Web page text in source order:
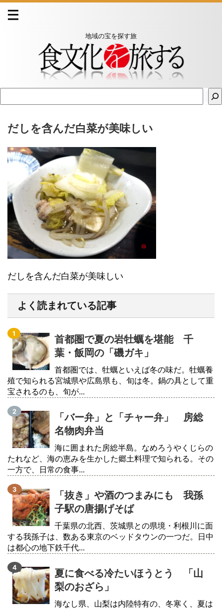
地域の宝を探す旅
だしを含んだ白菜が美味しい
だしを含んだ白菜が美味しい
よく読まれている記事
首都圏で夏の岩牡蠣を堪能 千
葉・飯岡の「磯ガキ」
首都圏では、牡蠣といえば冬の味だ。牡蠣養
殖で知られる宮城県や広島県も、旬は冬。鍋の具として重
宝されるのも、旬が...
「バー弁」と「チャー弁」 房総
名物肉弁当
海に囲まれた房総半島。なめろうやくじらの
たれなど、海の恵みを生かした郷土料理で知られる。その
一方で、日常の食事...
「抜き」や酒のつまみにも 我孫
子駅の唐揚げそば
千葉県の北西、茨城県との県境・利根川に面
する我孫子は、数ある東京のベッドタウンの一つだ。日中
は都心の地下鉄千代...
夏に食べる冷たいほうとう 「山
梨のおざら」
海なし県、山梨は内陸特有の、冬寒く、夏は